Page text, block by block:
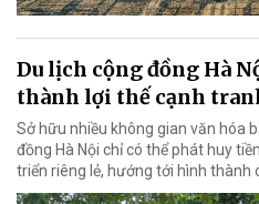
Du lịch cộng đồng Hà
thành lợi thế cạnh
Sở hữu nhiều không gian văn hóa
đồng Hà Nội chỉ có thể phát huy
triển riêng lẻ, hướng tới hình thành